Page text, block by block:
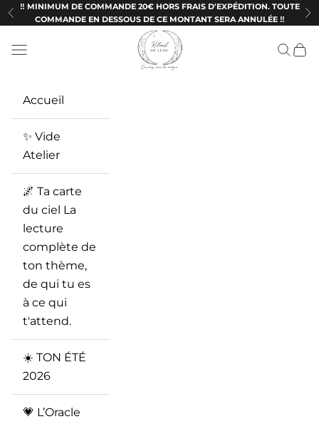
Passer au contenu
Précédent
‼️ MINIMUM DE COMMANDE 20€ HORS FRAIS D'EXPÉDITION. TOUTE
COMMANDE EN DESSOUS DE CE MONTANT SERA ANNULÉE ‼️
Ritueldelune
Menu
Accueil
✨ Vide
Atelier
🌌 Ta carte
du ciel La
lecture
complète de
ton thème,
de qui tu es
à ce qui
t'attend.
☀️ TON ÉTÉ
2026
💗 L’Oracle